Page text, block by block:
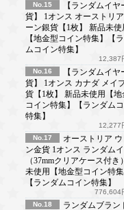
No.15
【ランダムイヤ
貨】 1オンス オーストリ
ーン銀貨【1枚】 新品未使
【地金型コイン特集】【
ムコイン特集】
12,387
No.16
【ランダムイヤ
貨】 1オンス カナダ メイ
貨【1枚】 新品未使用【地
コイン特集】【ランダム
特集】
12,277
No.17
オーストリア ウ
ン金貨 1オンス ランダム
（37mmクリアケース付き
未使用【地金型コイン特集
【ランダムコイン特集】
776,604
No.18
ランダムブラン